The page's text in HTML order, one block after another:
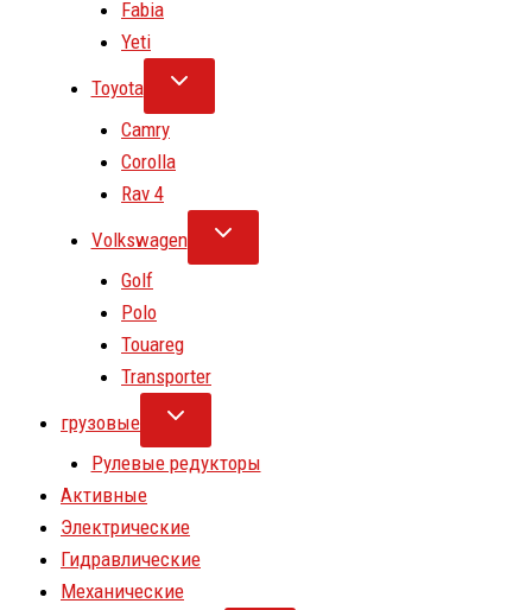
Fabia
Yeti
Toyota
Camry
Corolla
Rav 4
Volkswagen
Golf
Polo
Touareg
Transporter
грузовые
Рулевые редукторы
Активные
Электрические
Гидравлические
Механические